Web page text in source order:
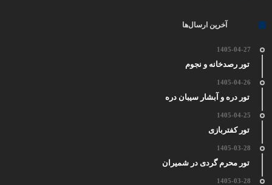
آخرین ارسال‌ها
1405-04-27
تور رصدخانه و نجوم
1405-04-26
تور دره و آبشار سیبان دره
1405-04-25
تور کفتربازی
1405-03-28
تور محرم گردی در شمیران
1405-03-28